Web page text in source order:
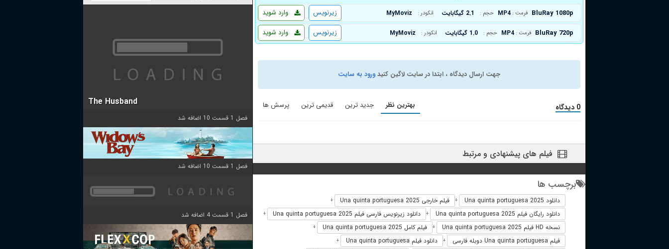
BluRay 1080p فرمت : MP4 حجم : 2.1 گیگابایت انکودر : MyMoviz وارد شوید
زیرنویس
BluRay 720p فرمت : MP4 حجم : 1.0 گیگابایت انکودر : MyMoviz وارد شوید زیرنویس
جهت ارسال دیدگاه ، ابتدا در سایت لاگین کنیدورود به سایت
0 دیدگاه بهترین نظر جدید ترین قدیمی ترین پرسش ها
فیلم های پیشنهادی و مرتبط
برچسب ها
دانلود Una quinta portuguesa 2025 + فیلم خارجی Una quinta portuguesa 2025 +
دانلود رایگان فیلم Una quinta portuguesa 2025 + دانلود زیرنویس فارسی فیلم Una quinta portuguesa 2025 +
نسخه HD فیلم Una quinta portuguesa 2025 + فیلم کامل Una quinta portuguesa 2025 +
فیلم Una quinta portuguesa دوبله فارسی + دانلود فیلم Una quinta portuguesa +
The Husband
فصل 1 قسمت 10 اضافه شد
فصل 1 قسمت 10 اضافه شد
فصل 1 قسمت 4 اضافه شد